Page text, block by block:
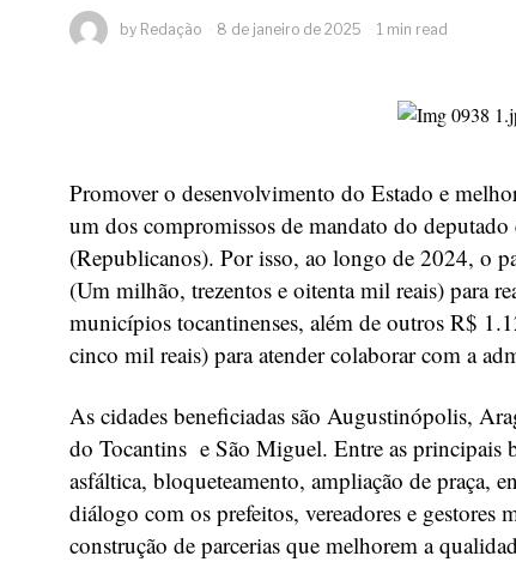
by Redação 8 de janeiro de 2025 1 min read
Promover o desenvolvimento do Estado e
um dos compromissos de mandato do
(Republicanos). Por isso, ao longo de 2024, o
(Um milhão, trezentos e oitenta mil reais) para
municípios tocantinenses, além de outros R$
cinco mil reais) para atender colaborar com a
As cidades beneficiadas são Augustinópolis,
do Tocantins e São Miguel. Entre as principais
asfáltica, bloqueteamento, ampliação de praça,
diálogo com os prefeitos, vereadores e gestores
construção de parcerias que melhorem a